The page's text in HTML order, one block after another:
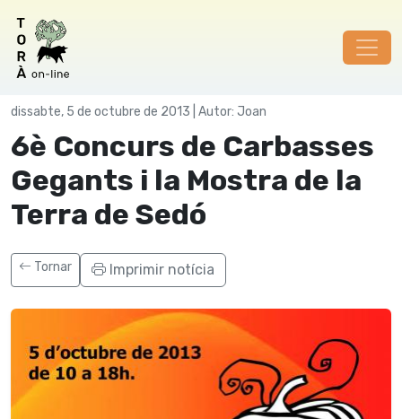
dissabte, 5 de octubre de 2013 | Autor: Joan
6è Concurs de Carbasses
Gegants i la Mostra de la
Terra de Sedó
Tornar Imprimir notícia